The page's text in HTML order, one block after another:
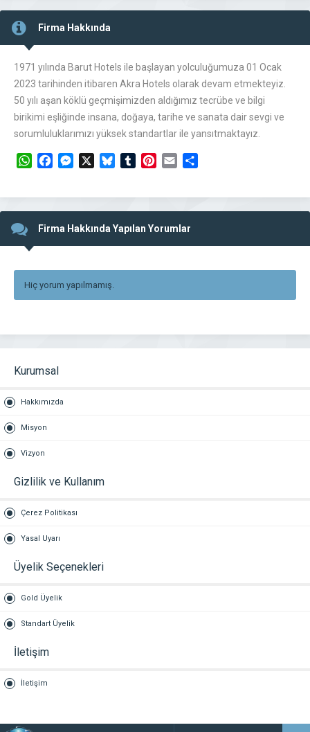
Firma Hakkında
1971 yılında Barut Hotels ile başlayan yolculuğumuza 01 Ocak
2023 tarihinden itibaren Akra Hotels olarak devam etmekteyiz.
50 yılı aşan köklü geçmişimizden aldığımız tecrübe ve bilgi
birikimi eşliğinde insana, doğaya, tarihe ve sanata dair sevgi ve
sorumluluklarımızı yüksek standartlar ile yansıtmaktayız.
WhatsAppFacebookMessengerBlueskyTumblrPinterest
Email
Firma Hakkında Yapılan Yorumlar
Hiç yorum yapılmamış.
Kurumsal
Hakkımızda
Misyon
Vizyon
Gizlilik ve Kullanım
Çerez Politikası
Yasal Uyarı
Üyelik Seçenekleri
Gold Üyelik
Standart Üyelik
İletişim
İletişim